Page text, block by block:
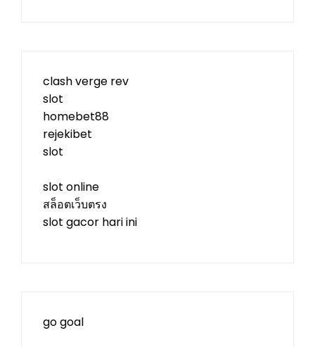
clash verge rev
slot
homebet88
rejekibet
slot
slot online
สล็อตเว็บตรง
slot gacor hari ini
go goal